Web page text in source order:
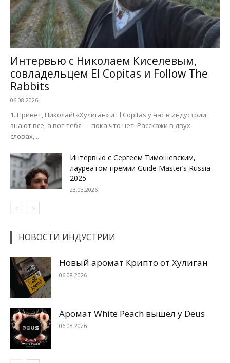
Интервью с Николаем Киселевым,
совладельцем El Copitas и Follow The
Rabbits
06.08.2026
1. Привет, Николай! «Хулиган» и El Copitas у нас в индустрии
знают все, а вот тебя — пока что нет. Расскажи в двух
словах,...
Интервью с Сергеем Тимошевским,
лауреатом премии Guide Master’s Russia
2025
23.03.2026
НОВОСТИ ИНДУСТРИИ
Новый аромат Крипто от Хулиган
06.08.2026
Аромат White Peach вышел у Deus
06.08.2026